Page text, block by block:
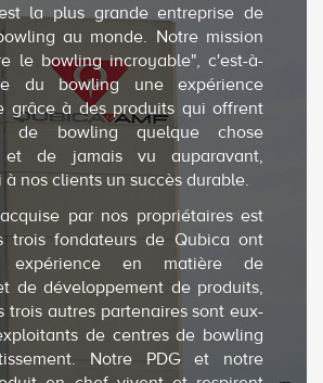
la plus grande entreprise de
au monde. Notre mission
le bowling incroyable", c'est-à-
du bowling une expérience
grâce à des produits qui offrent
de bowling quelque chose
et de jamais vu auparavant,
à nos clients un succès durable.
par nos propriétaires est
trois fondateurs de Qubica ont
expérience en matière de
de développement de produits,
trois autres partenaires sont eux-
de centres de bowling
Notre PDG et notre